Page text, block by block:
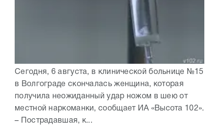
Сегодня, 6 августа, в клинической больнице №15
в Волгограде скончалась женщина, которая
получила неожиданный удар ножом в шею от
местной наркоманки, сообщает ИА «Высота 102».
– Пострадавшая, к...